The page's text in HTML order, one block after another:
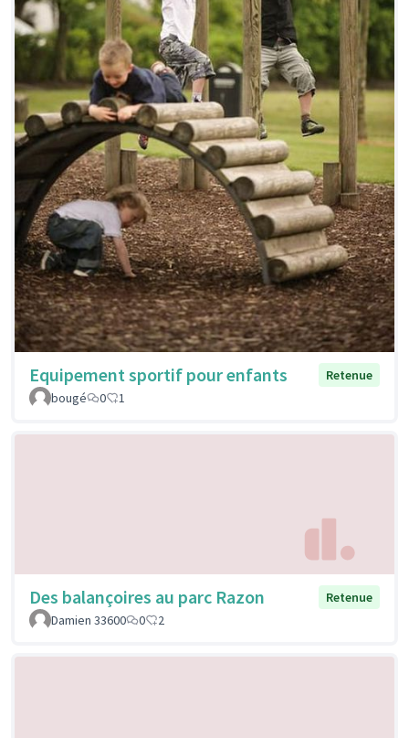
Equipement sportif pour enfants
Retenue
bougé
0 1
Des balançoires au parc Razon
Retenue
Damien 33600
0 2